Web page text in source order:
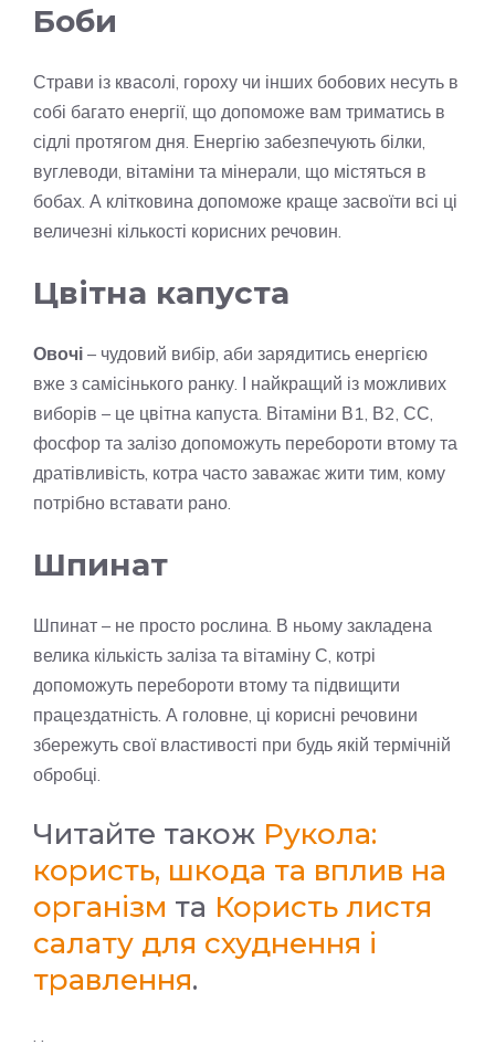
Боби
Страви із квасолі, гороху чи інших бобових несуть в
собі багато енергії, що допоможе вам триматись в
сідлі протягом дня. Енергію забезпечують білки,
вуглеводи, вітаміни та мінерали, що містяться в
бобах. А клітковина допоможе краще засвоїти всі ці
величезні кількості корисних речовин.
Цвітна капуста
Овочі – чудовий вибір, аби зарядитись енергією
вже з самісінького ранку. І найкращий із можливих
виборів – це цвітна капуста. Вітаміни В1, В2, СС,
фосфор та залізо допоможуть перебороти втому та
дратівливість, котра часто заважає жити тим, кому
потрібно вставати рано.
Шпинат
Шпинат – не просто рослина. В ньому закладена
велика кількість заліза та вітаміну С, котрі
допоможуть перебороти втому та підвищити
працездатність. А головне, ці корисні речовини
збережуть свої властивості при будь якій термічній
обробці.
Читайте також Рукола:
користь, шкода та вплив на
організм та Користь листя
салату для схуднення і
травлення.